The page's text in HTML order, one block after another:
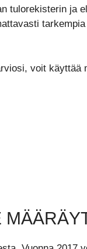
tulorekisterin ja
voit